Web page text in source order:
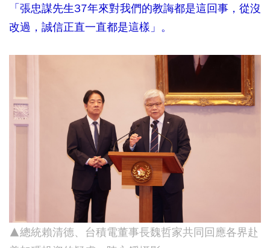
「張忠謀先生37年來對我們的教誨都是這回事，從沒
改過，誠信正直一直都是這樣」。
▲總統賴清德、台積電董事長魏哲家共同回應各界赴